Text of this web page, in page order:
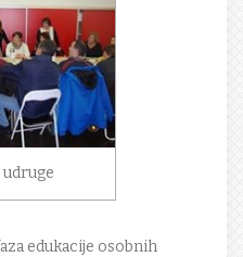
udruge
edukacije osobnih